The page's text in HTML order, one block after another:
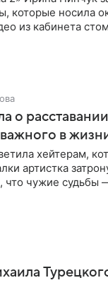
которые носила
из кабинета
о
в
хейтерам,
артистка
что чужие судьбы